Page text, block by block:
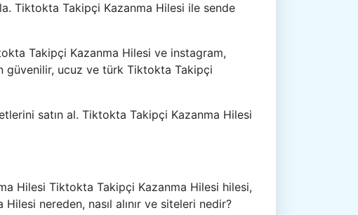
Tiktokta Takipçi Kazanma Hilesi ile sende
Takipçi Kazanma Hilesi ve instagram,
güvenilir, ucuz ve türk Tiktokta Takipçi
satın al. Tiktokta Takipçi Kazanma Hilesi
Hilesi Tiktokta Takipçi Kazanma Hilesi hilesi,
nereden, nasıl alınır ve siteleri nedir?